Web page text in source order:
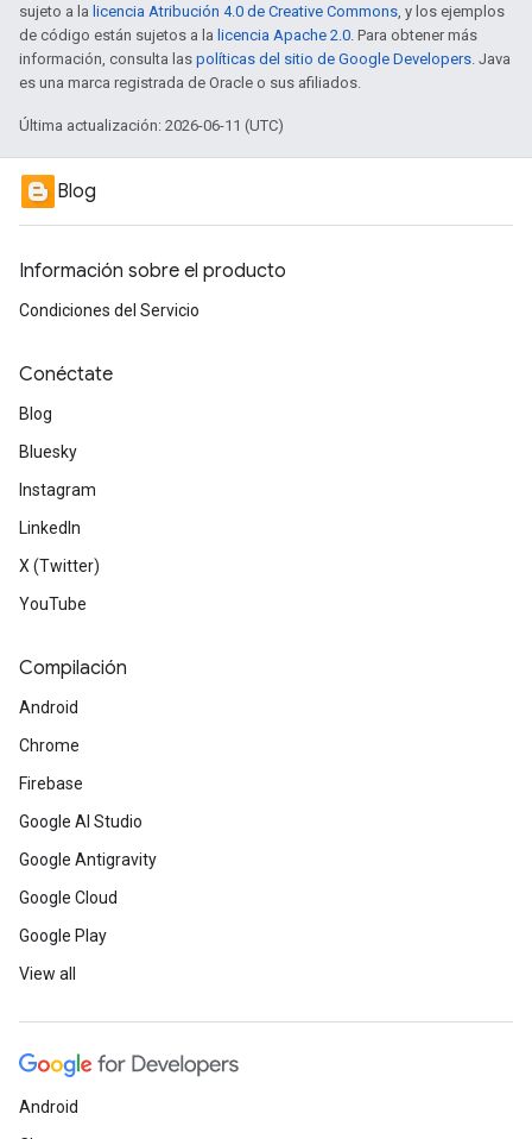
sujeto a la licencia Atribución 4.0 de Creative Commons , y los ejemplos
de código están sujetos a la licencia Apache 2.0 . Para obtener más
información, consulta las políticas del sitio de Google Developers . Java
es una marca registrada de Oracle o sus afiliados.
Última actualización: 2026-06-11 (UTC)
Blog
Información sobre el producto
Condiciones del Servicio
Conéctate
Blog
Bluesky
Instagram
LinkedIn
X (Twitter)
YouTube
Compilación
Android
Chrome
Firebase
Google AI Studio
Google Antigravity
Google Cloud
Google Play
View all
Android